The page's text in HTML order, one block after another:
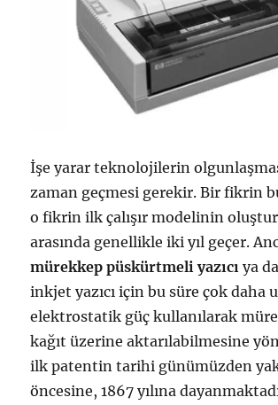
İşe yarar teknolojilerin
zaman geçmesi gerekir. Bir fikrin
o fikrin ilk çalışır modelinin
arasında genellikle iki yıl geçer.
mürekkep püskürtmeli yazıcı ya
inkjet yazıcı için bu süre çok daha
elektrostatik güç kullanılarak
kağıt üzerine aktarılabilmesine
ilk patentin tarihi günümüzden
öncesine, 1867 yılına